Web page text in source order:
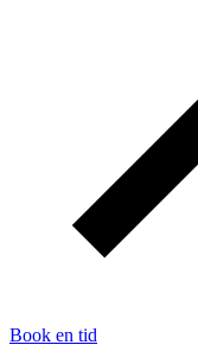
Book en tid